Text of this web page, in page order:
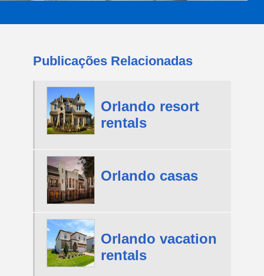
Publicações Relacionadas
Orlando resort
rentals
Orlando casas
Orlando vacation
rentals